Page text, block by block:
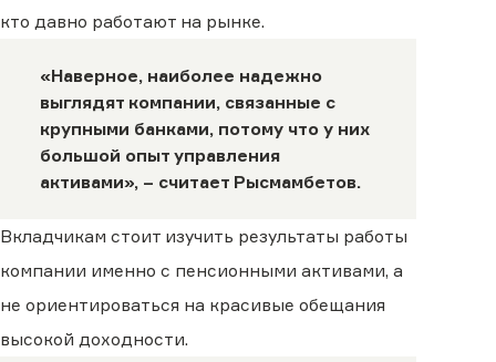
кто давно работают на рынке.
«Наверное, наиболее надежно
выглядят компании, связанные с
крупными банками, потому что у них
большой опыт управления
активами», – считает Рысмамбетов.
Вкладчикам стоит изучить результаты работы
компании именно с пенсионными активами, а
не ориентироваться на красивые обещания
высокой доходности.